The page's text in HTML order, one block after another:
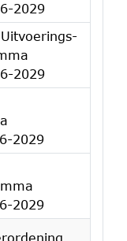
2029
2029
2029
2029